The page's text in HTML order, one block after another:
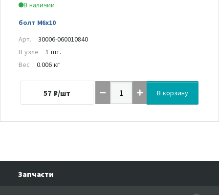
В наличии
болт M6x10
Арт.
30006-060010840
В узле
1 шт.
Вес
0.006 кг
57 ₽/шт В корзину
Запчасти